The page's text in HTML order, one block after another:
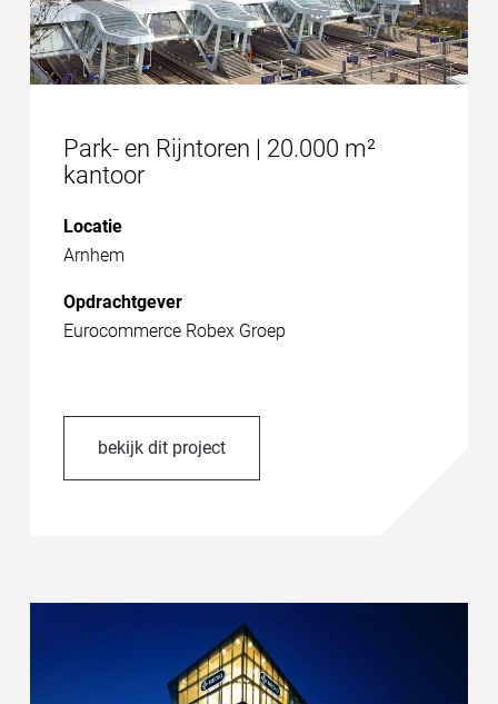
Park- en Rijntoren | 20.000 m²
kantoor
Locatie
Arnhem
Opdrachtgever
Eurocommerce Robex Groep
bekijk dit project